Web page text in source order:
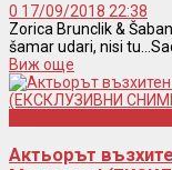
0 17/09/2018 22:38
Zorica Brunclik &
šamar udari, nisi
Виж още
Актьорът